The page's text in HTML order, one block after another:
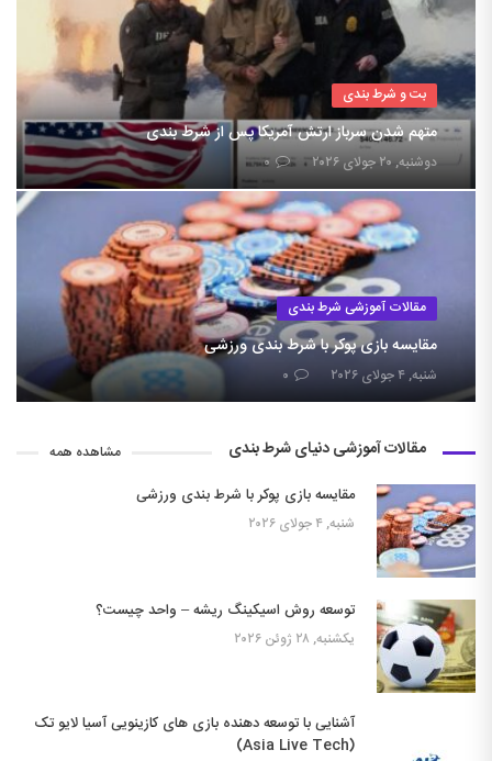
بت و شرط بندی
متهم شدن سرباز ارتش آمریکا پس از شرط بندی
دوشنبه, ۲۰ جولای ۲۰۲۶ ۰
مقالات آموزشی شرط بندی
مقایسه بازی پوکر با شرط بندی ورزشی
شنبه, ۴ جولای ۲۰۲۶ ۰
مقالات آموزشی دنیای شرط بندی مشاهده همه
مقایسه بازی پوکر با شرط بندی ورزشی
شنبه, ۴ جولای ۲۰۲۶
توسعه روش اسیکینگ ریشه – واحد چیست؟
یکشنبه, ۲۸ ژوئن ۲۰۲۶
آشنایی با توسعه دهنده بازی های کازینویی آسیا لایو تک
(Asia Live Tech)